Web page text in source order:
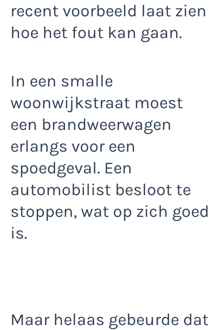
recent voorbeeld laat zien
hoe het fout kan gaan.
In een smalle
woonwijkstraat moest
een brandweerwagen
erlangs voor een
spoedgeval. Een
automobilist besloot te
stoppen, wat op zich goed
is.
Maar helaas gebeurde dat